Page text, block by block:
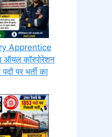
Apprentice
कॉरपोरेशन
पर भर्ती का